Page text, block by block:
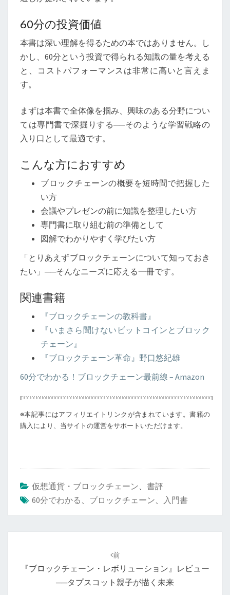
60分の投資価値
本書は深い理解を得るための本ではありません。し
かし、60分という投資で得られる知識の量を考える
と、コストパフォーマンスは非常に高いと言えま
す。
まずは本書で全体像を掴み、興味のある分野につい
ては専門書で深掘りする──そのような学習戦略の
入り口として最適です。
こんな方におすすめ
ブロックチェーンの概要を短時間で把握した
い方
会議やプレゼンの前に知識を整理したい方
専門書に取り組む前の準備として
図解でわかりやすく学びたい方
「とりあえずブロックチェーンについて知っておき
たい」──そんなニーズに応える一冊です。
関連書籍
『ブロックチェーンの教科書』
『いまさら聞けないビットコインとブロック
チェーン』
『ブロックチェーン革命』野口悠紀雄
60分でわかる！ブロックチェーン最前線 – Amazon
※本記事にはアフィリエイトリンクが含まれています。書籍の
購入により、当サイトの運営をサポートいただけます。
仮想通貨・ブロックチェーン
書評
60分でわかる
ブロックチェーン 入門書
前
『ブロックチェーン・レボリューション』レビュー
──タプスコット親子が描く未来